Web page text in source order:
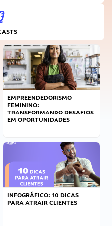
EMPREENDEDORISMO
FEMININO:
TRANSFORMANDO DESAFIOS
EM OPORTUNIDADES
INFOGRÁFICO: 10 DICAS
PARA ATRAIR CLIENTES